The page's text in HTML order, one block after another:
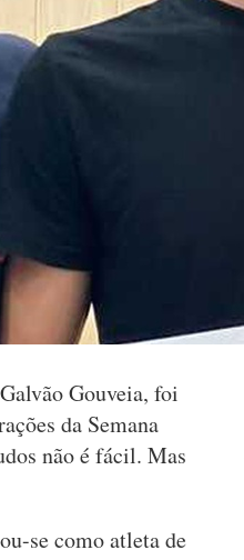
Gouveia, foi
da Semana
não é fácil. Mas
se como atleta de